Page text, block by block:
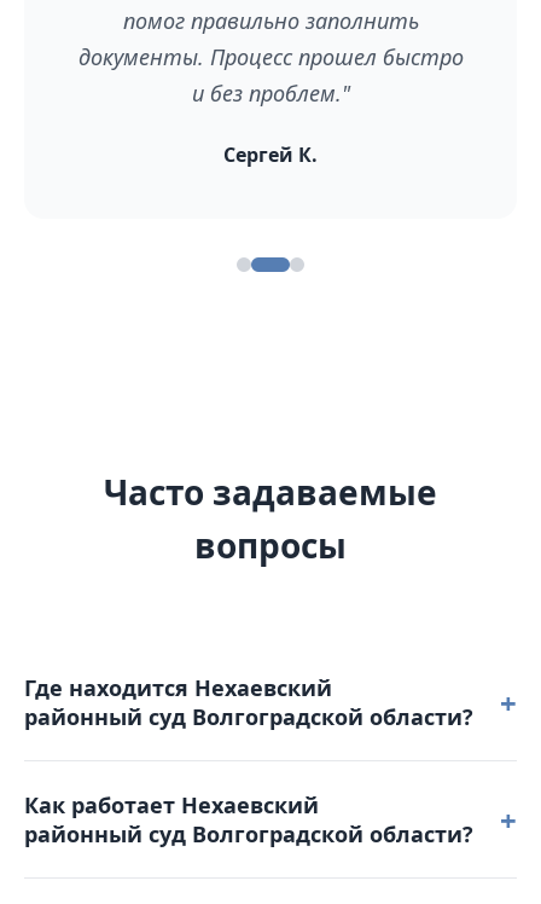
помог правильно заполнить
документы. Процесс прошел быстро
и без проблем."
Сергей К.
Часто задаваемые
вопросы
Где находится Нехаевский
районный суд Волгоградской области?
+
расположен по адресу: 403171, Волгоградская
область, ст. Нехаевская, ул. Победы, д. 16.
Как работает Нехаевский
районный суд Волгоградской области?
+